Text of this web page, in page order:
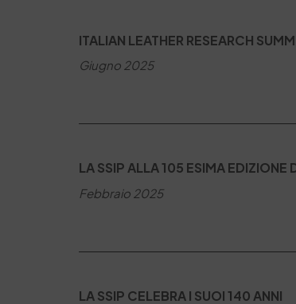
ITALIAN LEATHER RESEARCH
Giugno 2025
LA SSIP ALLA 105 ESIMA EDIZIONE
Febbraio 2025
LA SSIP CELEBRA I SUOI 140 ANNI